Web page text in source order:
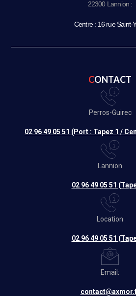
22300 Lannion :
Centre : 16 rue Saint-
CONTACT
Perros-Guirec
02 96 49 05 51 (Port : Tapez 1 /
Lannion
02 96 49 05 51
Location
02 96 49 05 51
Email: